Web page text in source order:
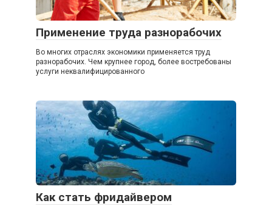
Применение труда разнорабочих
Во многих отраслях экономики применяется труд
разнорабочих. Чем крупнее город, более востребованы
услуги неквалифицированного
Как стать фридайвером